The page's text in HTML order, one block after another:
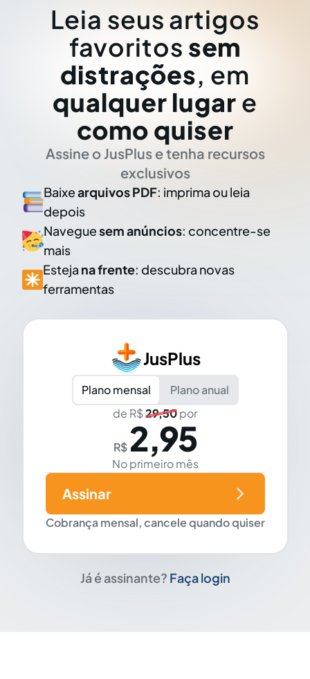
Leia seus artigos
favoritos sem
distrações, em
qualquer lugar e
como quiser
Assine o JusPlus e tenha recursos
exclusivos
Baixearquivos PDF: imprima ou leia
depois
Naveguesem anúncios: concentre-se
mais
Esteja na frente: descubra novas
ferramentas
JusPlus
Plano mensal
Plano anual
de R$29,50por
R$ 2,95
No primeiro mês
Cobrança mensal, cancele quando quiser
Assinar
Já é assinante? Faça login